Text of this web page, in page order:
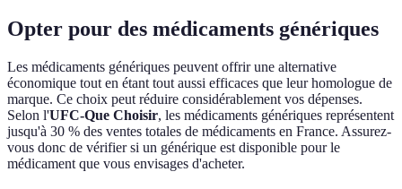
Opter pour des médicaments génériques
Les médicaments génériques peuvent offrir une alternative
économique tout en étant tout aussi efficaces que leur homologue de
marque. Ce choix peut réduire considérablement vos dépenses.
Selon l'UFC-Que Choisir, les médicaments génériques représentent
jusqu'à 30 % des ventes totales de médicaments en France. Assurez-
vous donc de vérifier si un générique est disponible pour le
médicament que vous envisages d'acheter.